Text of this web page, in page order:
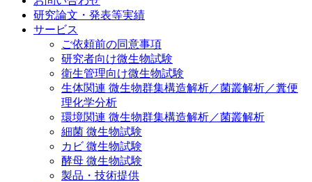
研究論文・発表等実績
サービス
ご依頼前の同意事項
研究者向け微生物試験
衛生管理向け微生物試験
生体関連 微生物群集構造解析／菌叢解析／糞便
理化学分析
環境関連 微生物群集構造解析／菌叢解析
細菌 微生物試験
カビ 微生物試験
酵母 微生物試験
製品・技術提供